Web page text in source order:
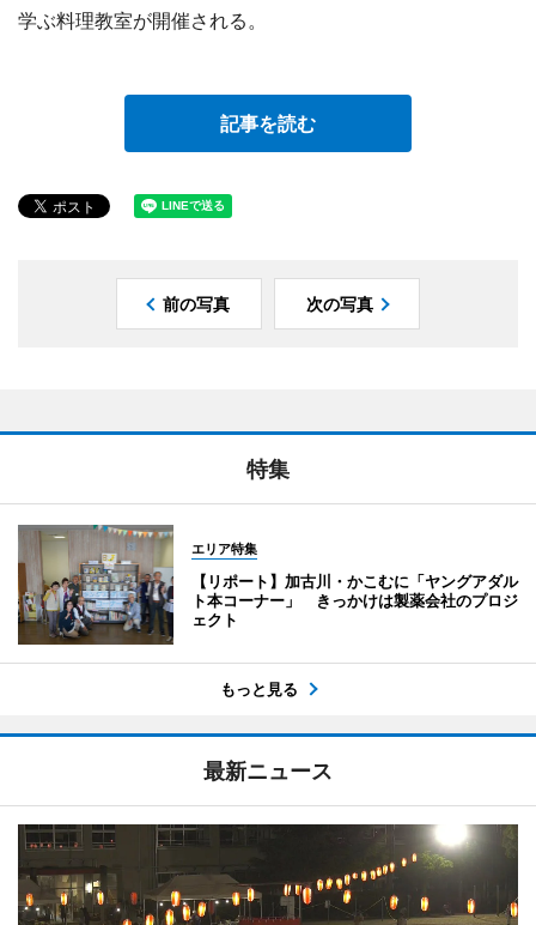
学ぶ料理教室が開催される。
記事を読む
前の写真 次の写真
特集
エリア特集
【リポート】加古川・かこむに「ヤングアダル
ト本コーナー」 きっかけは製薬会社のプロジ
ェクト
もっと見る
最新ニュース